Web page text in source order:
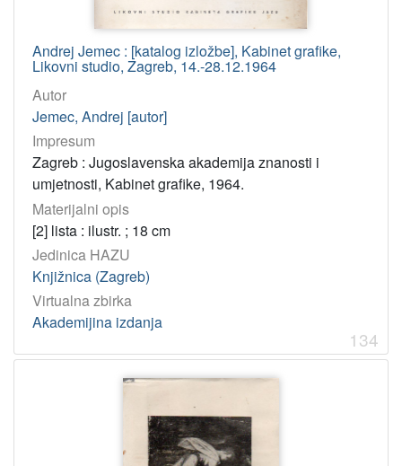
Andrej Jemec : [katalog izložbe], Kabinet grafike,
Likovni studio, Zagreb, 14.-28.12.1964
Autor
Jemec, Andrej [autor]
Impresum
Zagreb : Jugoslavenska akademija znanosti i
umjetnosti, Kabinet grafike, 1964.
Materijalni opis
[2] lista : ilustr. ; 18 cm
Jedinica HAZU
Knjižnica (Zagreb)
Virtualna zbirka
Akademijina izdanja
134